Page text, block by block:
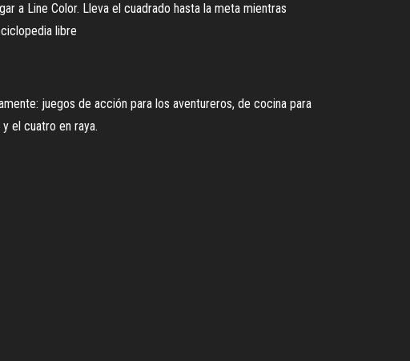
a Line Color. Lleva el cuadrado hasta la meta mientras
libre
juegos de acción para los aventureros, de cocina para
el cuatro en raya.